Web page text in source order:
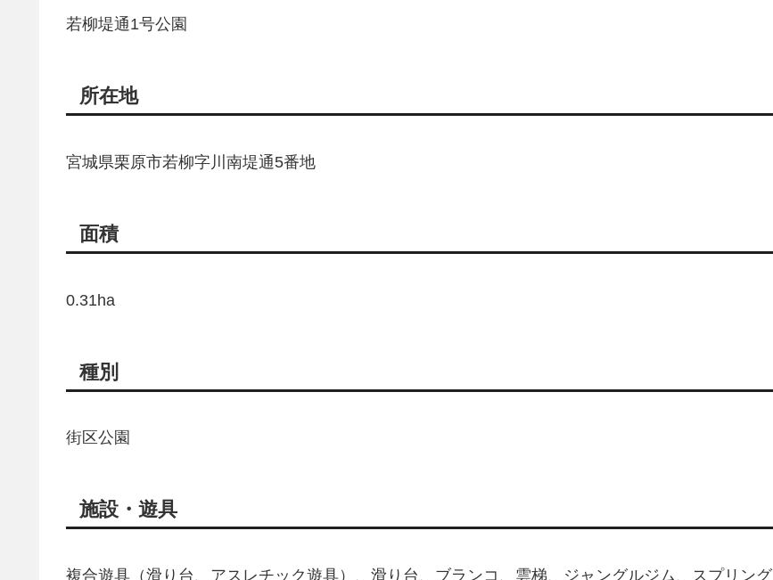
若柳堤通1号公園
所在地
宮城県栗原市若柳字川南堤通5番地
面積
0.31ha
種別
街区公園
施設・遊具
複合遊具（滑り台、アスレチック遊具）、滑り台、ブランコ、雲梯、ジャングルジム、スプリング